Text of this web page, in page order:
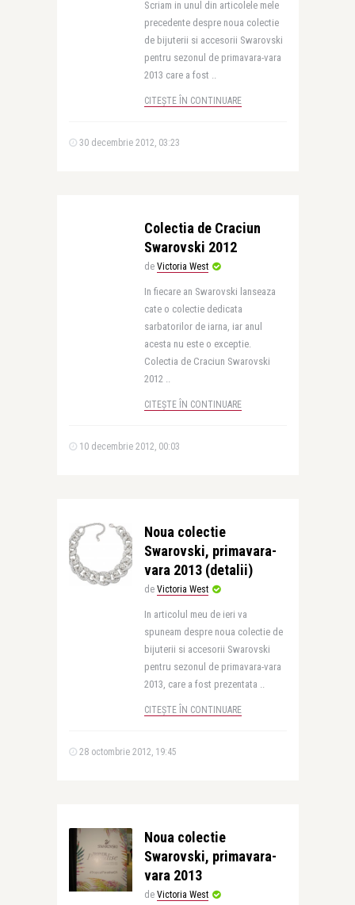
Scriam in unul din articolele mele
precedente despre noua colectie
de bijuterii si accesorii Swarovski
pentru sezonul de primavara-vara
2013 care a fost ..
CITEȘTE ÎN CONTINUARE
30 decembrie 2012, 03:23
Colectia de Craciun
Swarovski 2012
de Victoria West
In fiecare an Swarovski lanseaza
cate o colectie dedicata
sarbatorilor de iarna, iar anul
acesta nu este o exceptie.
Colectia de Craciun Swarovski
2012 ..
CITEȘTE ÎN CONTINUARE
10 decembrie 2012, 00:03
Noua colectie
Swarovski, primavara-
vara 2013 (detalii)
de Victoria West
In articolul meu de ieri va
spuneam despre noua colectie de
bijuterii si accesorii Swarovski
pentru sezonul de primavara-vara
2013, care a fost prezentata ..
CITEȘTE ÎN CONTINUARE
28 octombrie 2012, 19:45
Noua colectie
Swarovski, primavara-
vara 2013
de Victoria West